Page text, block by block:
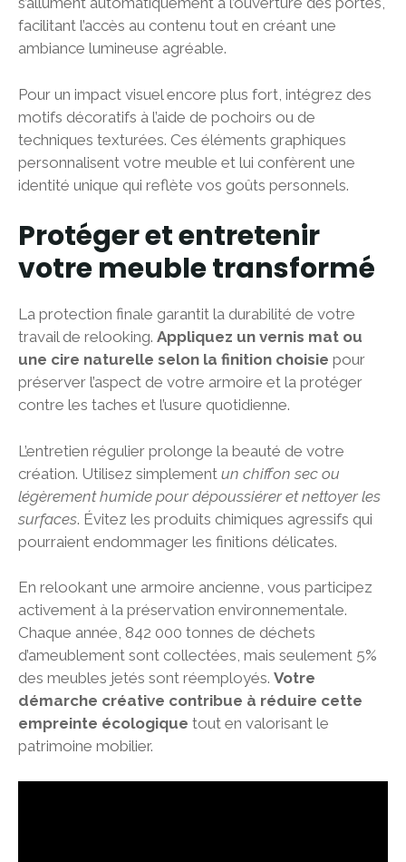
facilitant l’accès au contenu tout en créant une
ambiance lumineuse agréable.
Pour un impact visuel encore plus fort, intégrez des
motifs décoratifs à l’aide de pochoirs ou de
techniques texturées. Ces éléments graphiques
personnalisent votre meuble et lui confèrent une
identité unique qui reflète vos goûts personnels.
Protéger et entretenir
votre meuble transformé
La protection finale garantit la durabilité de votre
travail de relooking. Appliquez un vernis mat ou
une cire naturelle selon la finition choisie pour
préserver l’aspect de votre armoire et la protéger
contre les taches et l’usure quotidienne.
L’entretien régulier prolonge la beauté de votre
création. Utilisez simplement un chiffon sec ou
légèrement humide pour dépoussiérer et nettoyer les
surfaces. Évitez les produits chimiques agressifs qui
pourraient endommager les finitions délicates.
En relookant une armoire ancienne, vous participez
activement à la préservation environnementale.
Chaque année, 842 000 tonnes de déchets
d’ameublement sont collectées, mais seulement 5%
des meubles jetés sont réemployés. Votre
démarche créative contribue à réduire cette
empreinte écologique tout en valorisant le
patrimoine mobilier.